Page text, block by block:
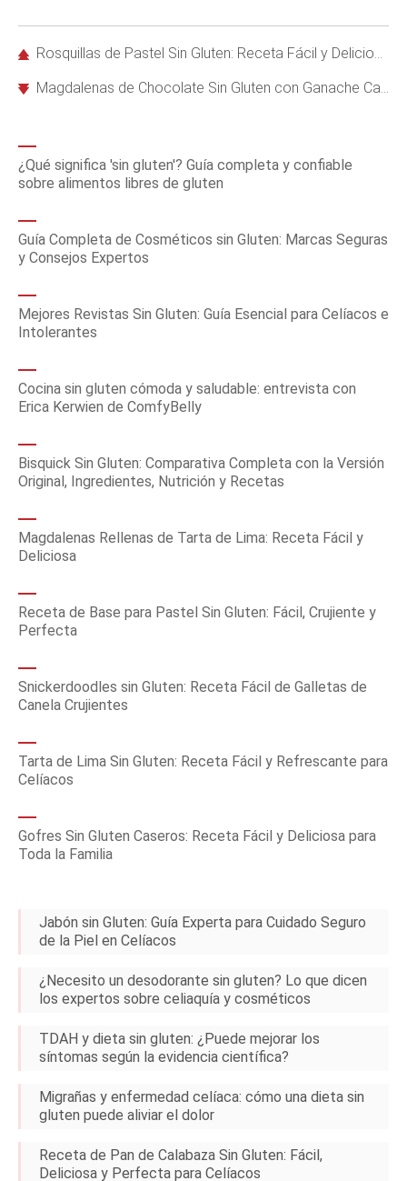
Rosquillas de Pastel Sin Gluten: Receta Fácil y Deliciosa para Brunch
Magdalenas de Chocolate Sin Gluten con Ganache Casera: Receta Fácil y Deliciosa
¿Qué significa 'sin gluten'? Guía completa y confiable
sobre alimentos libres de gluten
Guía Completa de Cosméticos sin Gluten: Marcas Seguras
y Consejos Expertos
Mejores Revistas Sin Gluten: Guía Esencial para Celíacos e
Intolerantes
Cocina sin gluten cómoda y saludable: entrevista con
Erica Kerwien de ComfyBelly
Bisquick Sin Gluten: Comparativa Completa con la Versión
Original, Ingredientes, Nutrición y Recetas
Magdalenas Rellenas de Tarta de Lima: Receta Fácil y
Deliciosa
Receta de Base para Pastel Sin Gluten: Fácil, Crujiente y
Perfecta
Snickerdoodles sin Gluten: Receta Fácil de Galletas de
Canela Crujientes
Tarta de Lima Sin Gluten: Receta Fácil y Refrescante para
Celíacos
Gofres Sin Gluten Caseros: Receta Fácil y Deliciosa para
Toda la Familia
Jabón sin Gluten: Guía Experta para Cuidado Seguro
de la Piel en Celíacos
¿Necesito un desodorante sin gluten? Lo que dicen
los expertos sobre celiaquía y cosméticos
TDAH y dieta sin gluten: ¿Puede mejorar los
síntomas según la evidencia científica?
Migrañas y enfermedad celíaca: cómo una dieta sin
gluten puede aliviar el dolor
Receta de Pan de Calabaza Sin Gluten: Fácil,
Deliciosa y Perfecta para Celíacos